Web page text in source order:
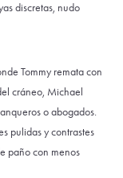
discretas, nudo
Tommy remata con
cráneo, Michael
o abogados.
pulidas y contrastes
paño con menos